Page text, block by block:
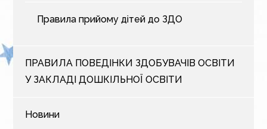
Правила прийому дітей до ЗДО
ПРАВИЛА ПОВЕДІНКИ ЗДОБУВАЧІВ ОСВІТИ
У ЗАКЛАДІ ДОШКІЛЬНОЇ ОСВІТИ
Новини